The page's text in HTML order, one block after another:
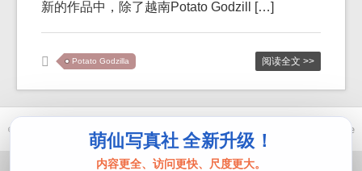
新的作品中，除了越南Potato Godzill […]
Potato Godzilla 阅读全文 >>
萌仙写真社 全新升级！
内容更全、访问更快、尺度更大。
© 2021-2026 优马卿 | ICP备案 XXX 号 | Themeckvearm by ttcrivpe